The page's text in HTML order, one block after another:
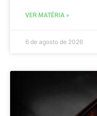
VER MATÉRIA »
6 de agosto de 2026